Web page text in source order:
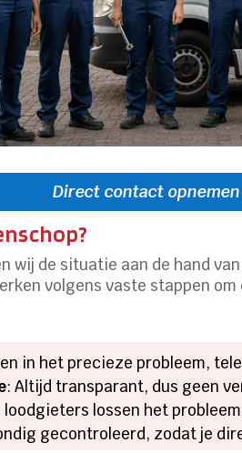
Direct contact opnemen
wij de situatie aan de hand
volgens vaste stappen
in het precieze probleem,
: Altijd transparant, dus geen
loodgieters lossen het
gecontroleerd, zodat je